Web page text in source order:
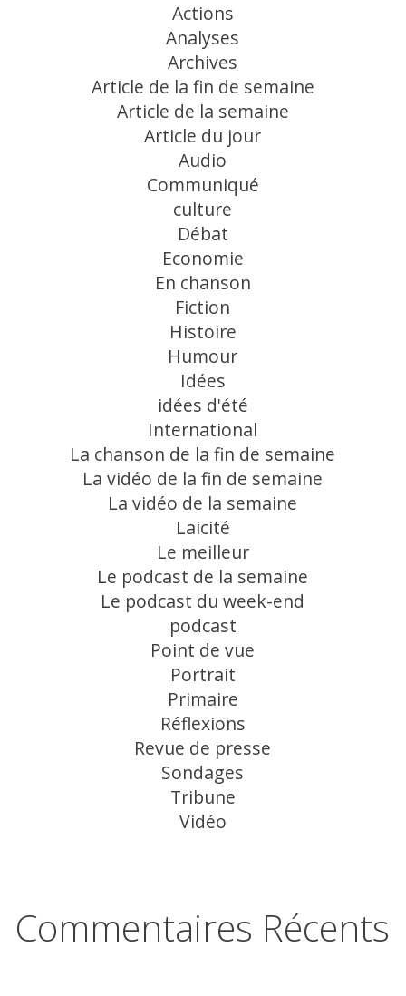
Actions
Analyses
Archives
Article de la fin de semaine
Article de la semaine
Article du jour
Audio
Communiqué
culture
Débat
Economie
En chanson
Fiction
Histoire
Humour
Idées
idées d'été
International
La chanson de la fin de semaine
La vidéo de la fin de semaine
La vidéo de la semaine
Laicité
Le meilleur
Le podcast de la semaine
Le podcast du week-end
podcast
Point de vue
Portrait
Primaire
Réflexions
Revue de presse
Sondages
Tribune
Vidéo
Commentaires Récents